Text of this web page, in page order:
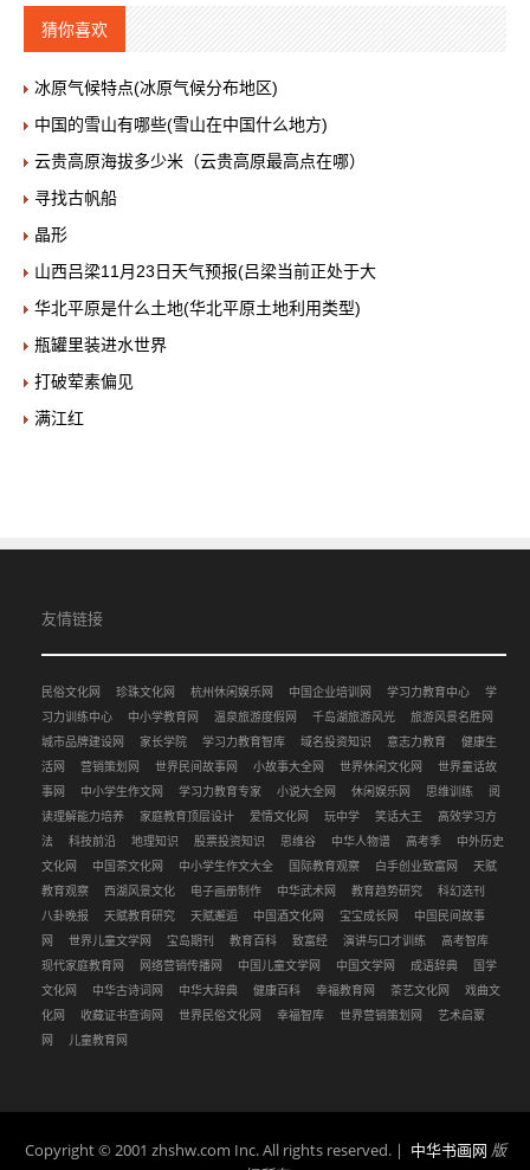
猜你喜欢
冰原气候特点(冰原气候分布地区)
中国的雪山有哪些(雪山在中国什么地方)
云贵高原海拔多少米（云贵高原最高点在哪）
寻找古帆船
晶形
山西吕梁11月23日天气预报(吕梁当前正处于大
华北平原是什么土地(华北平原土地利用类型)
瓶罐里装进水世界
打破荤素偏见
满江红
友情链接
民俗文化网 珍珠文化网 杭州休闲娱乐网 中国企业培训网 学习力教育中心
学
习力训练中心
中小学教育网 温泉旅游度假网 千岛湖旅游风光
旅游风景名胜网
城市品牌建设网
家长学院 学习力教育智库 域名投资知识 意志力教育
健康生
活网
营销策划网 世界民间故事网 小故事大全网 世界休闲文化网
世界童话故
事网
中小学生作文网 学习力教育专家 小说大全网 休闲娱乐网 思维训练
阅
读理解能力培养
家庭教育顶层设计 爱情文化网 玩中学 笑话大王
高效学习方
法
科技前沿 地理知识 股票投资知识 思维谷 中华人物谱 高考季
中外历史
文化网
中国茶文化网 中小学生作文大全 国际教育观察 白手创业致富网
天赋
教育观察
西湖风景文化 电子画册制作 中华武术网 教育趋势研究
科幻选刊
八卦晚报
天赋教育研究 天赋邂逅 中国酒文化网 宝宝成长网
中国民间故事
网
世界儿童文学网 宝岛期刊 教育百科 致富经 演讲与口才训练
高考智库
现代家庭教育网
网络营销传播网 中国儿童文学网 中国文学网 成语辞典
国学
文化网
中华古诗词网 中华大辞典 健康百科 幸福教育网 茶艺文化网
戏曲文
化网
收藏证书查询网 世界民俗文化网 幸福智库 世界营销策划网
艺术启蒙
网
儿童教育网
Copyright © 2001 zhshw.com Inc. All rights reserved. | 中华书画网 版